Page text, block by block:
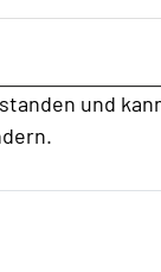
und
tagung
events